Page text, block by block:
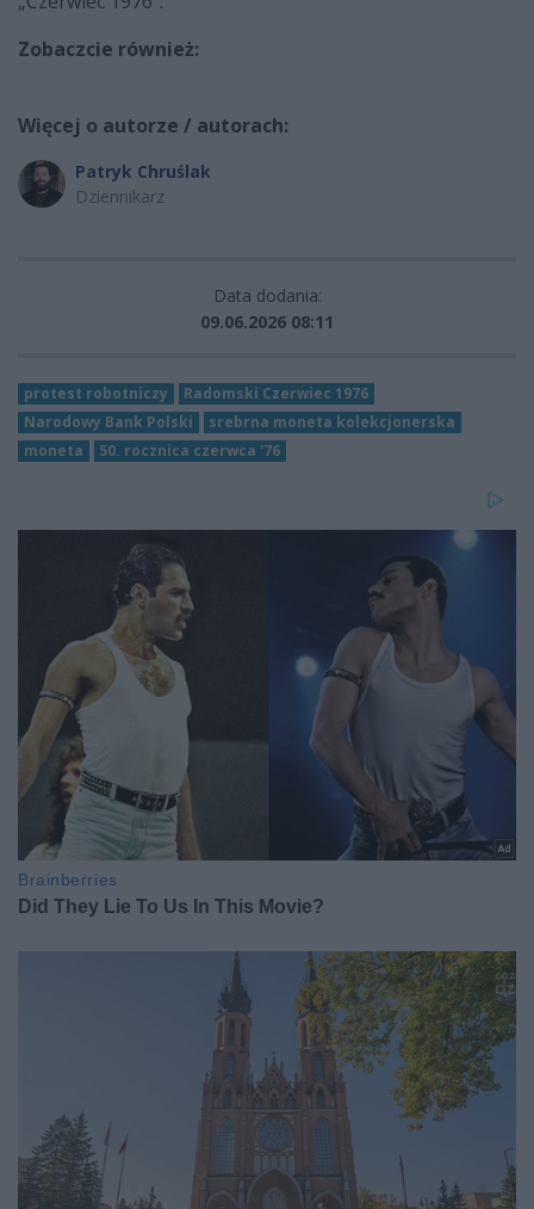
Zobaczcie również:
Więcej o autorze / autorach:
Patryk Chruślak
Dziennikarz
Data dodania:
09.06.2026 08:11
protest robotniczy
Radomski Czerwiec 1976
Narodowy Bank Polski
srebrna moneta kolekcjonerska
moneta
50. rocznica czerwca '76